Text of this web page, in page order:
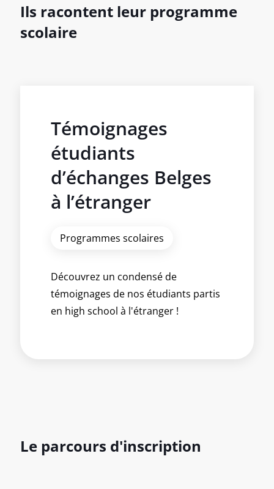
Ils racontent leur programme
scolaire
Témoignages
étudiants
d’échanges Belges
à l’étranger
Programmes scolaires
Découvrez un condensé de
témoignages de nos étudiants partis
en high school à l'étranger !
Le parcours d'inscription